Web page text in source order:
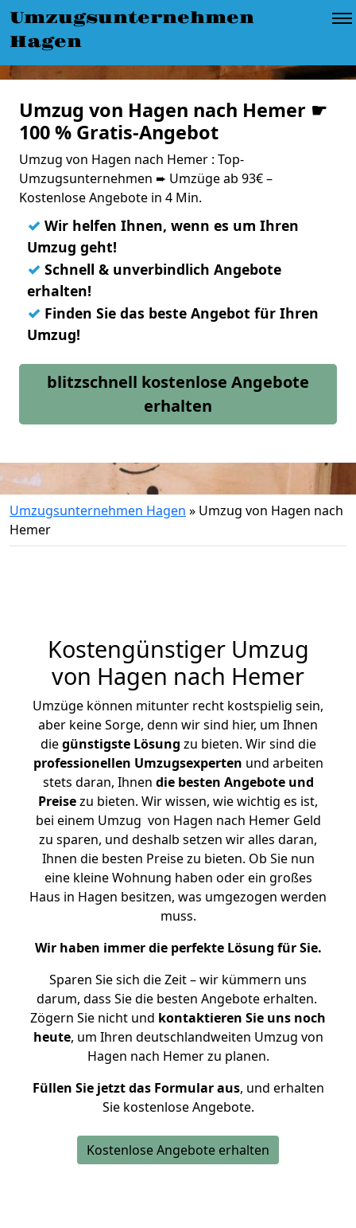
Umzugsunternehmen
Hagen
Umzug von Hagen nach Hemer ☛
100 % Gratis-Angebot
Umzug von Hagen nach Hemer : Top-
Umzugsunternehmen ➨ Umzüge ab 93€ –
Kostenlose Angebote in 4 Min.
✓ Wir helfen Ihnen, wenn es um Ihren
Umzug geht!
✓ Schnell & unverbindlich Angebote
erhalten!
✓ Finden Sie das beste Angebot für Ihren
Umzug!
blitzschnell kostenlose Angebote
erhalten
Umzugsunternehmen Hagen » Umzug von Hagen nach
Hemer
Kostengünstiger Umzug
von Hagen nach Hemer
Umzüge können mitunter recht kostspielig sein,
aber keine Sorge, denn wir sind hier, um Ihnen
diegünstigste Lösung zu bieten. Wir sind die
professionellen Umzugsexperten und arbeiten
stets daran, Ihnen die besten Angebote und
Preisezu bieten. Wir wissen, wie wichtig es ist,
bei einem Umzug von Hagen nach Hemer Geld
zu sparen, und deshalb setzen wir alles daran,
Ihnen die besten Preise zu bieten. Ob Sie nun
eine kleine Wohnung haben oder ein großes
Haus in Hagen besitzen, was umgezogen werden
muss.
Wir haben immer die perfekte Lösung für Sie.
Sparen Sie sich die Zeit – wir kümmern uns
darum, dass Sie die besten Angebote erhalten.
Zögern Sie nicht und kontaktieren Sie uns noch
heute, um Ihren deutschlandweiten Umzug von
Hagen nach Hemer zu planen.
Füllen Sie jetzt das Formular aus, und erhalten
Sie kostenlose Angebote.
Kostenlose Angebote erhalten